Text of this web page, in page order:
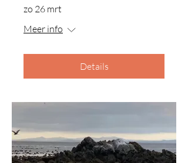
zo 26 mrt
Meer info
Details